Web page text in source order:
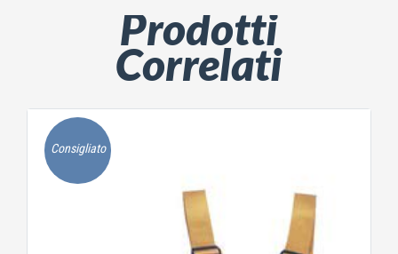
Prodotti
Correlati
Consigliato